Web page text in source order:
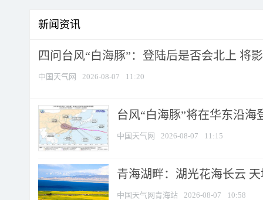
新闻资讯
四问台风“白海豚”：登陆后是否会北上 将
中国天气网 2026-08-07 11:20
台风“白海豚”将在华东沿
中国天气网 2026-08-07 11:15
青海湖畔：湖光花海长云
中国天气网青海站 2026-08-07 10:58